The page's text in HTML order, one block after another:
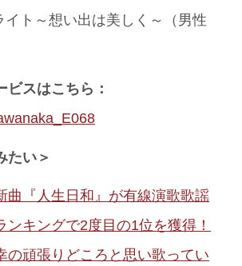
イト～想い出は美しく～（男性
ビスはこちら：
たい＞
曲『人生日和』が有線演歌歌謡
ンキングで2度目の1位を獲得！
頑張りどころと思い歌ってい